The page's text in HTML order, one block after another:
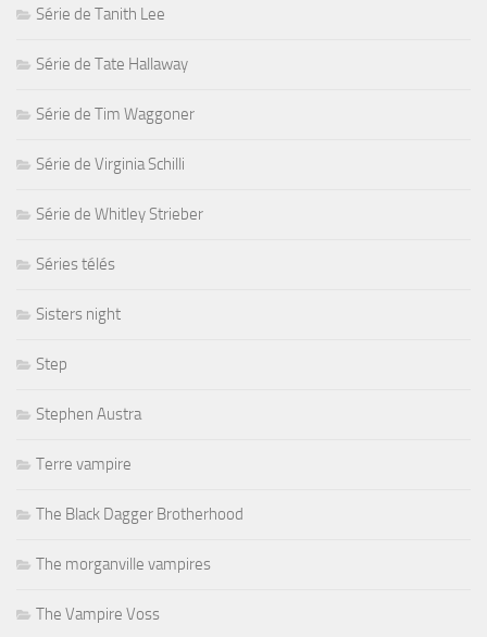
Série de Tanith Lee
Série de Tate Hallaway
Série de Tim Waggoner
Série de Virginia Schilli
Série de Whitley Strieber
Séries télés
Sisters night
Step
Stephen Austra
Terre vampire
The Black Dagger Brotherhood
The morganville vampires
The Vampire Voss